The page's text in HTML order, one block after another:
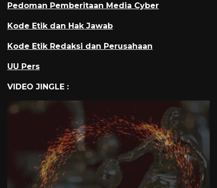
Pedoman Pemberitaan Media Cyber
Kode Etik dan Hak Jawab
Kode Etik Redaksi dan Perusahaan
UU Pers
VIDEO JINGLE :